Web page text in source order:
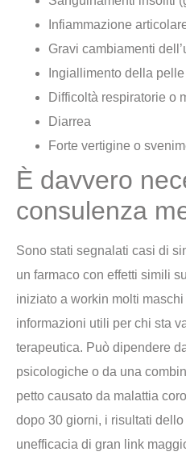
Infiammazione
Gravi cambiamenti
Ingiallimento della
Difficoltà respiratorie o
Diarrea
Forte vertigine o
È davvero
consulenza
Sono stati segnalati casi di
un farmaco con effetti simili
iniziato a workin molti
informazioni utili per chi sta
terapeutica. Può dipendere
psicologiche o da una
petto causato da malattia
dopo 30 giorni, i risultati
unefficacia di gran link